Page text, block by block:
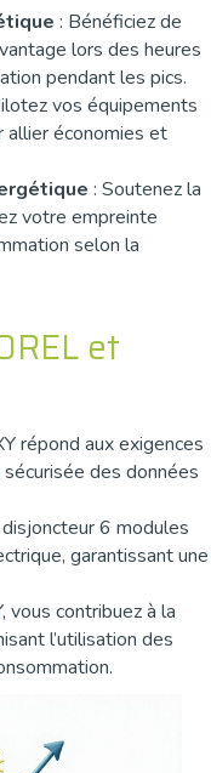
: Bénéficiez de
lors des heures
pendant les pics.
vos équipements
allier économies et
: Soutenez la
votre empreinte
selon la
et
répond aux exigences
des données
6 modules
garantissant une
vous contribuez à la
l’utilisation des